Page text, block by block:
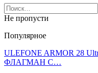
Не пропусти
Популярное
ULEFONE ARMOR 28
ФЛАГМАН С…